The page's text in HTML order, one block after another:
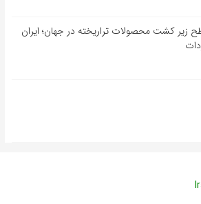
زیر کشت محصولات تراریخته در جهان؛ ایران